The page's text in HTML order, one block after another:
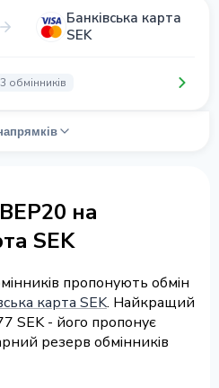
Банківська карта
SEK
обмінників
на
SEK
пропонують обмін
карта SEK. Найкращий
SEK - його пропонує
резерв обмінників